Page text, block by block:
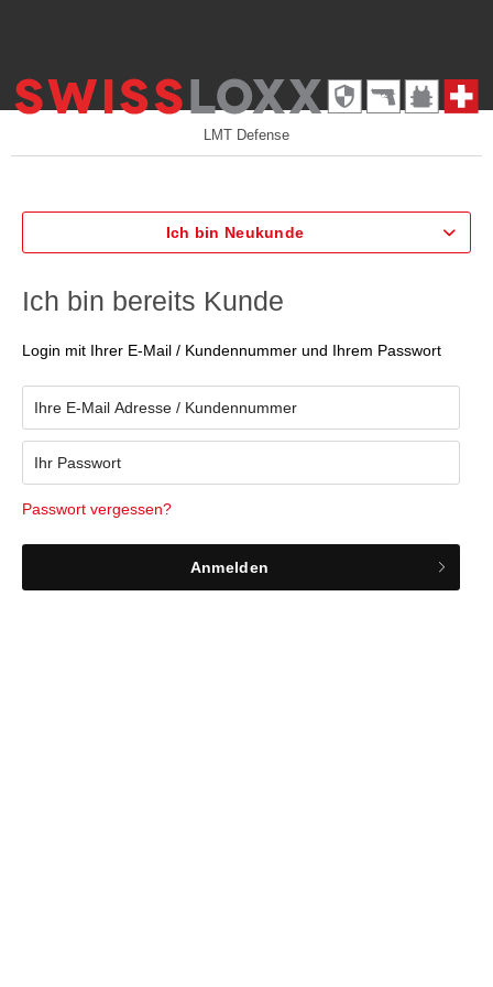
LMT Defense
Ich bin Neukunde
Ich bin bereits Kunde
Login mit Ihrer E-Mail / Kundennummer und Ihrem Passwort
Passwort vergessen?
Anmelden